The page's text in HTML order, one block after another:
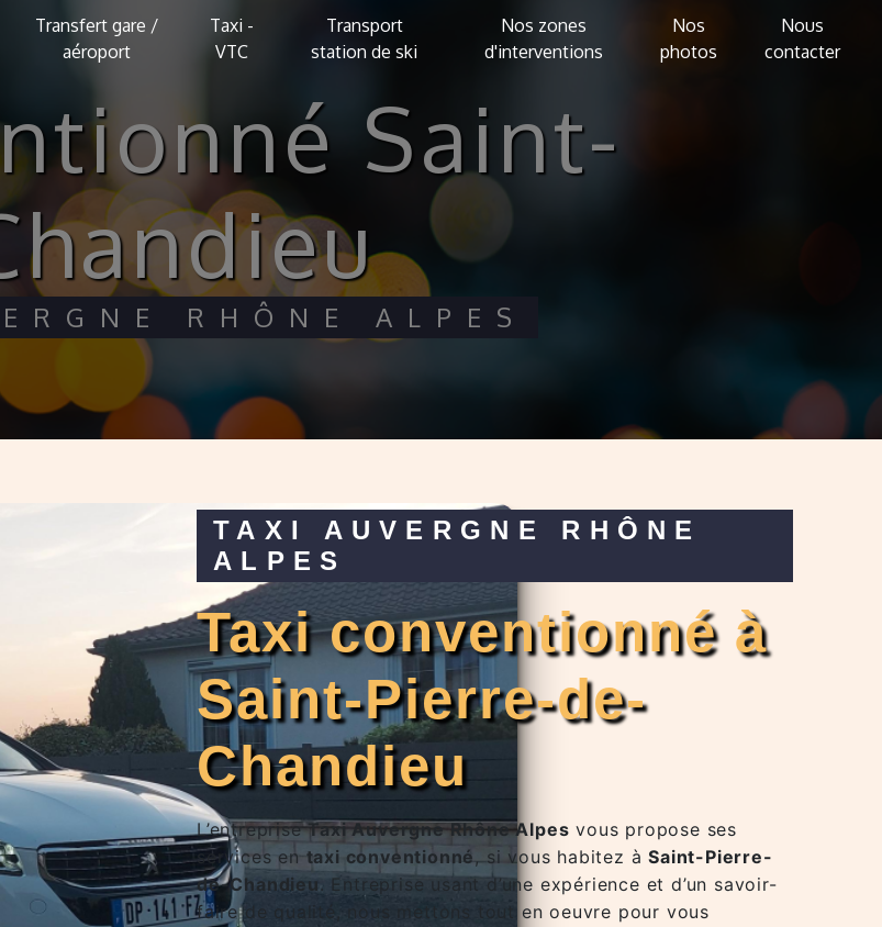
Transfert gare /
aéroport
Taxi -
VTC
Transport
station de ski
Nos zones
d'interventions
Nos
photos
Nous
contacter
RHÔNE ALPES
TAXI AUVERGNE RHÔNE
ALPES
taxi conventionné à
Saint-Pierre-de-
Chandieu
L’entrepriseTaxi Auvergne Rhône Alpes vous propose ses
services entaxi conventionné, si vous habitez àSaint-Pierre-
de-Chandieu. Entreprise usant d’une expérience et d’un savoir-
faire de qualité, nous mettons tout en oeuvre pour vous